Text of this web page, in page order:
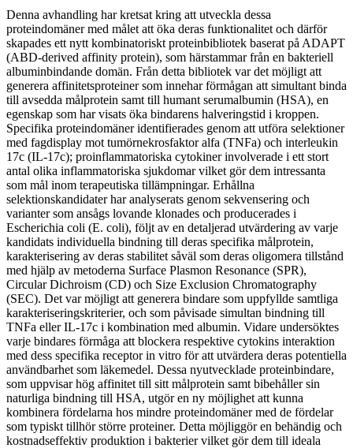
Denna avhandling har kretsat kring att utveckla dessa
proteindomäner med målet att öka deras funktionalitet och därför
skapades ett nytt kombinatoriskt proteinbibliotek baserat på ADAPT
(ABD-derived affinity protein), som härstammar från en bakteriell
albuminbindande domän. Från detta bibliotek var det möjligt att
generera affinitetsproteiner som innehar förmågan att simultant binda
till avsedda målprotein samt till humant serumalbumin (HSA), en
egenskap som har visats öka bindarens halveringstid i kroppen.
Specifika proteindomäner identifierades genom att utföra selektioner
med fagdisplay mot tumörnekrosfaktor alfa (TNFa) och interleukin
17c (IL-17c); proinflammatoriska cytokiner involverade i ett stort
antal olika inflammatoriska sjukdomar vilket gör dem intressanta
som mål inom terapeutiska tillämpningar. Erhållna
selektionskandidater har analyserats genom sekvensering och
varianter som ansågs lovande klonades och producerades i
Escherichia coli (E. coli), följt av en detaljerad utvärdering av varje
kandidats individuella bindning till deras specifika målprotein,
karakterisering av deras stabilitet såväl som deras oligomera tillstånd
med hjälp av metoderna Surface Plasmon Resonance (SPR),
Circular Dichroism (CD) och Size Exclusion Chromatography
(SEC). Det var möjligt att generera bindare som uppfyllde samtliga
karakteriseringskriterier, och som påvisade simultan bindning till
TNFa eller IL-17c i kombination med albumin. Vidare undersöktes
varje bindares förmåga att blockera respektive cytokins interaktion
med dess specifika receptor in vitro för att utvärdera deras potentiella
användbarhet som läkemedel. Dessa nyutvecklade proteinbindare,
som uppvisar hög affinitet till sitt målprotein samt bibehåller sin
naturliga bindning till HSA, utgör en ny möjlighet att kunna
kombinera fördelarna hos mindre proteindomäner med de fördelar
som typiskt tillhör större proteiner. Detta möjliggör en behändig och
kostnadseffektiv produktion i bakterier vilket gör dem till ideala